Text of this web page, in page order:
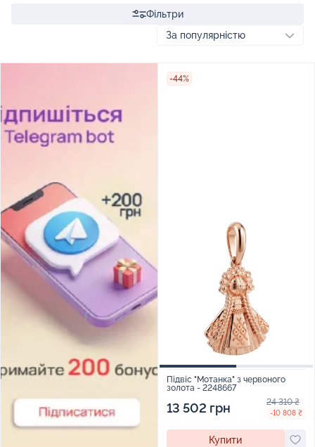
Фільтри
-44%
Підвіс "Мотанка" з червоного
золота - 2248667
13 502 грн 24 310 ₴
-10 808 ₴
Купити